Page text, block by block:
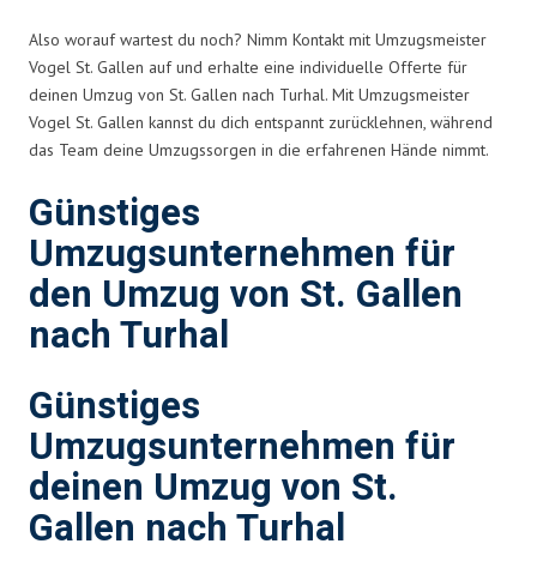
Also worauf wartest du noch? Nimm Kontakt mit Umzugsmeister
Vogel St. Gallen auf und erhalte eine individuelle Offerte für
deinen Umzug von St. Gallen nach Turhal. Mit Umzugsmeister
Vogel St. Gallen kannst du dich entspannt zurücklehnen, während
das Team deine Umzugssorgen in die erfahrenen Hände nimmt.
Günstiges
Umzugsunternehmen für
den Umzug von St. Gallen
nach Turhal
Günstiges
Umzugsunternehmen für
deinen Umzug von St.
Gallen nach Turhal